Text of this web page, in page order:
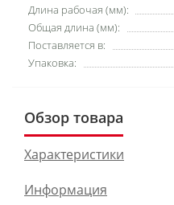
Длина рабочая (мм):
Общая длина (мм):
Поставляется в:
Упаковка:
Обзор товара
Характеристики
Информация